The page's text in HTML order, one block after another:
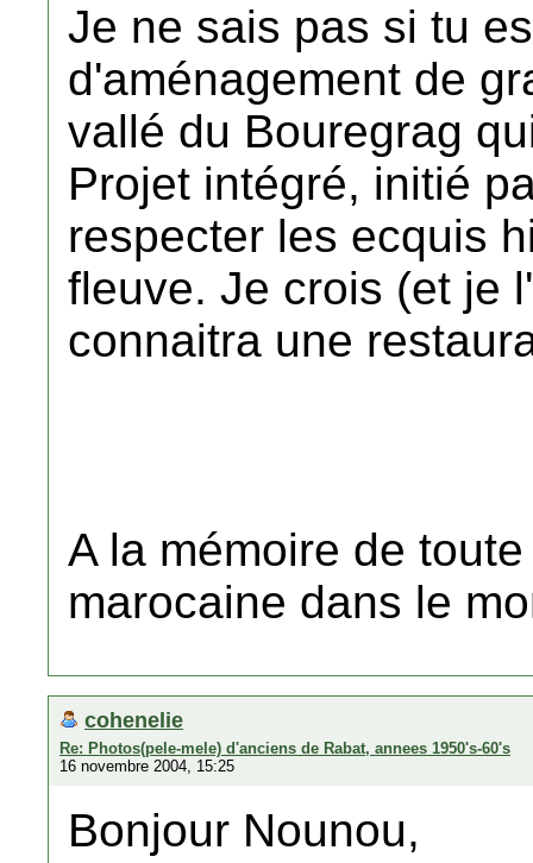
Je ne sais pas si tu
d'aménagement de
vallé du Bouregrag
Projet intégré, initié
respecter les ecquis
fleuve. Je crois (et je
connaitra une
A la mémoire de
marocaine dans le
cohenelie
Re: Photos(pele-mele) d'anciens de Rabat, annees 1950's-60's
16 novembre 2004, 15:25
Bonjour Nounou,